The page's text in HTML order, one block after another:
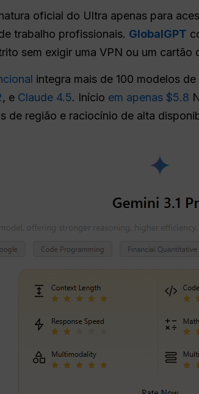
oficial do Ultra apenas para
trabalho profissionais. GlobalGPT
sem exigir uma VPN ou um cartão
integra mais de 100 modelos
, e Claude 4.5. Início em apenas $5.8
de região e raciocínio de alta